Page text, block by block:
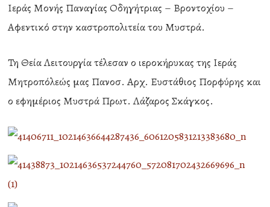
Ιεράς Μονής Παναγίας Οδηγήτριας – Βροντοχίου –
Αφεντικό στην καστροπολιτεία του Μυστρά.
Τη Θεία Λειτουργία τέλεσαν ο ιεροκήρυκας της Ιεράς
Μητροπόλεώς μας Πανοσ. Αρχ. Ευστάθιος Πορφύρης και
ο εφημέριος Μυστρά Πρωτ. Λάζαρος Σκάγκος.